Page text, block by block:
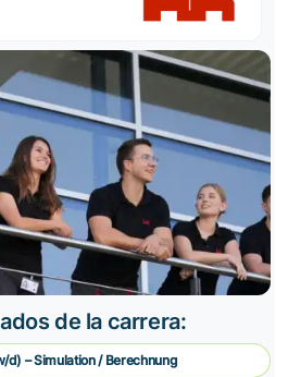
de la carrera:
d) – Simulation / Berechnung